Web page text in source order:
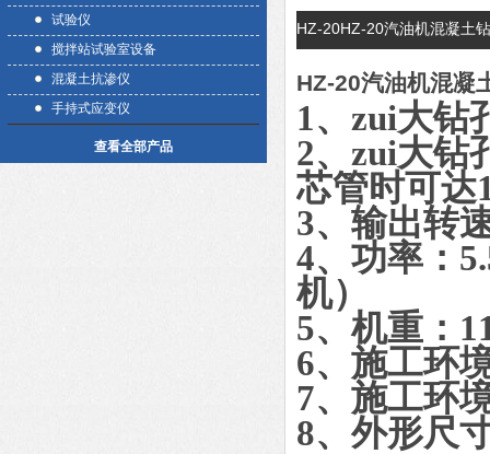
试验仪
搅拌站试验室设备
混凝土抗渗仪
手持式应变仪
查看全部产品
HZ-20HZ-20汽油机混凝土
HZ-20汽油机混凝
1、zui大钻
2、zui大钻
芯管时可达
3、输出转
4、功率：
机）
5、机重：
6、施工环
7、施工环
8、外形尺